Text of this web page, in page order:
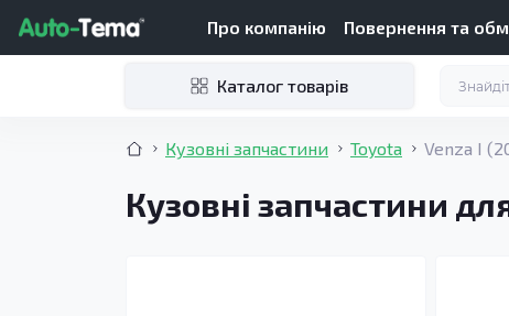
Про компанію Повернення та
Каталог товарів
Кузовні запчастини Toyota Venza I
Кузовні запчастини